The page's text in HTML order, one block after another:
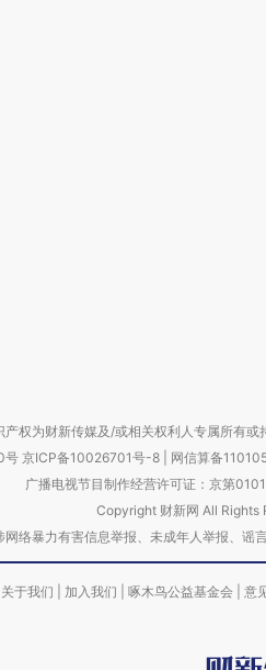
权为财新传媒及/或相关权利人专属所有
号 京ICP备10026701号-8 网信算备
广播电视节目制作经营许可证：京第
Copyright 财新网 All Rights
网络暴力有害信息举报、未成年人举报
关于我们 加入我们 啄木鸟公益基金会 意